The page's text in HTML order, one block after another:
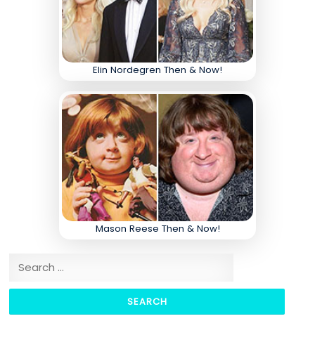
Elin Nordegren Then & Now!
Mason Reese Then & Now!
Search for: